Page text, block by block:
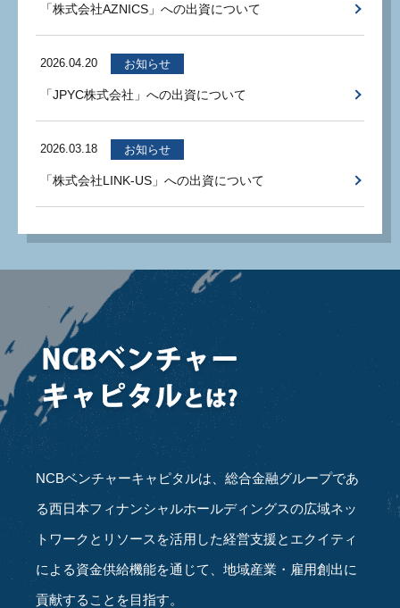
「株式会社AZNICS」への出資について
2026.04.20 お知らせ
「JPYC株式会社」への出資について
2026.03.18 お知らせ
「株式会社LINK-US」への出資について
NCBベンチャーキャピタルは、総合金融グループであ
る西日本フィナンシャルホールディングスの広域ネッ
トワークとリソースを活用した経営支援とエクイティ
による資金供給機能を通じて、地域産業・雇用創出に
貢献することを目指す。